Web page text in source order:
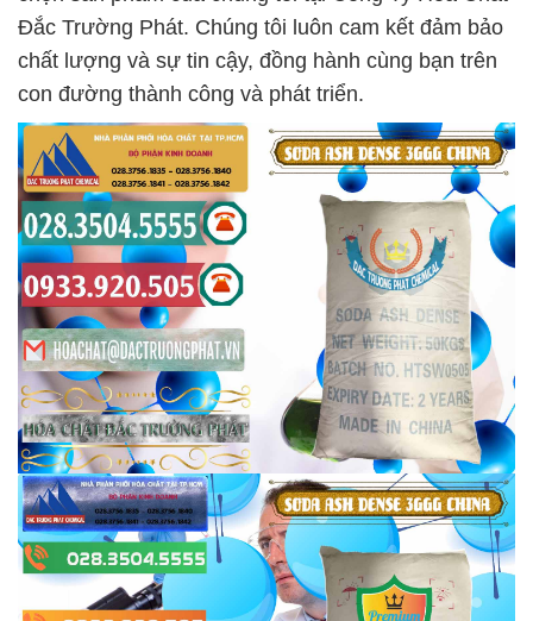
Đắc Trường Phát. Chúng tôi luôn cam kết đảm bảo
chất lượng và sự tin cậy, đồng hành cùng bạn trên
con đường thành công và phát triển.